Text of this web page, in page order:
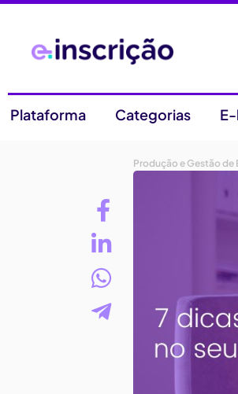
Plataforma Categorias
Produção e Gestão de